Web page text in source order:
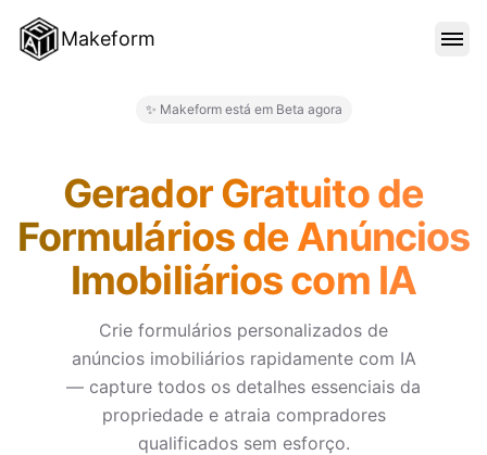
Makeform
BLOG
ENTRAR
✨ Makeform está em Beta agora
Gerador Gratuito de
Formulários de Anúncios
Imobiliários com IA
Crie formulários personalizados de
anúncios imobiliários rapidamente com IA
— capture todos os detalhes essenciais da
propriedade e atraia compradores
qualificados sem esforço.